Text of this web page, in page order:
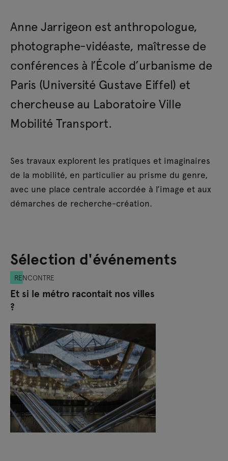
Anne Jarrigeon est anthropologue,
photographe-vidéaste, maîtresse de
conférences à l’École d’urbanisme de
Paris (Université Gustave Eiffel) et
chercheuse au Laboratoire Ville
Mobilité Transport.
Ses travaux explorent les pratiques et imaginaires
de la mobilité, en particulier au prisme du genre,
avec une place centrale accordée à l’image et aux
démarches de recherche-création.
Sélection d'événements
RENCONTRE
Et si le métro racontait nos villes
?